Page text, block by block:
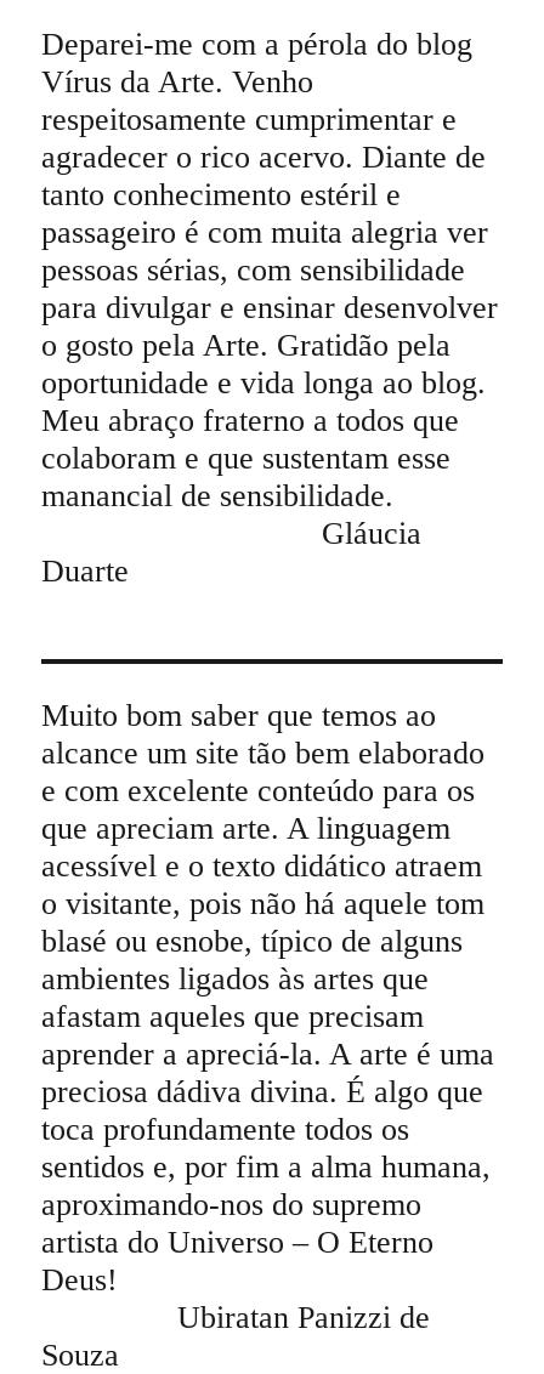
Deparei-me com a pérola do blog
Vírus da Arte. Venho
respeitosamente cumprimentar e
agradecer o rico acervo. Diante de
tanto conhecimento estéril e
passageiro é com muita alegria ver
pessoas sérias, com sensibilidade
para divulgar e ensinar desenvolver
o gosto pela Arte. Gratidão pela
oportunidade e vida longa ao blog.
Meu abraço fraterno a todos que
colaboram e que sustentam esse
manancial de sensibilidade.
Gláucia
Duarte
Muito bom saber que temos ao
alcance um site tão bem elaborado
e com excelente conteúdo para os
que apreciam arte. A linguagem
acessível e o texto didático atraem
o visitante, pois não há aquele tom
blasé ou esnobe, típico de alguns
ambientes ligados às artes que
afastam aqueles que precisam
aprender a apreciá-la. A arte é uma
preciosa dádiva divina. É algo que
toca profundamente todos os
sentidos e, por fim a alma humana,
aproximando-nos do supremo
artista do Universo – O Eterno
Deus!
Ubiratan Panizzi de
Souza